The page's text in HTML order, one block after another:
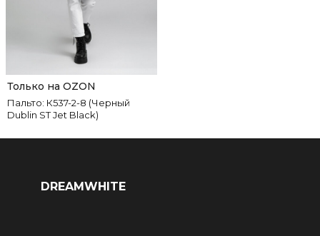
Пальто: К537-2-8 (Черный
Dublin ST Jet Black)
Только на OZON
DREAMWHITE